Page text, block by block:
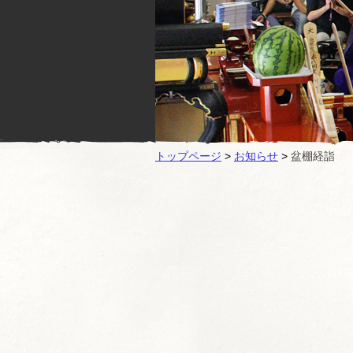
トップページ > お知らせ > 盆棚経詣